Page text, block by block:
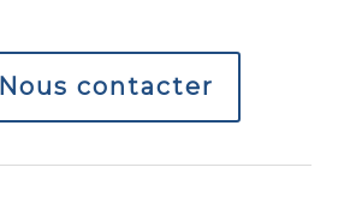
Nous contacter